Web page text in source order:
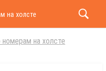
на холсте и подрамнике 40х50
номерам на холсте